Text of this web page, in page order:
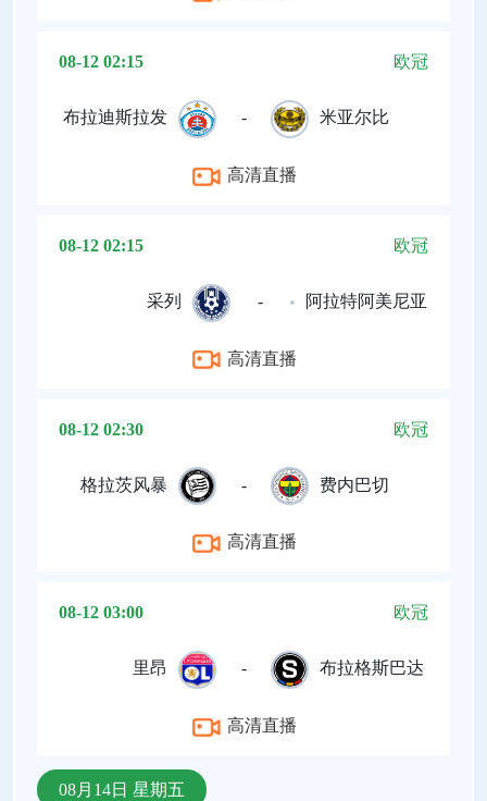
08-12 02:15 欧冠
布拉迪斯拉发 - 米亚尔比
高清直播
08-12 02:15 欧冠
采列 - 阿拉特阿美尼亚
高清直播
08-12 02:30 欧冠
格拉茨风暴 - 费内巴切
高清直播
08-12 03:00 欧冠
里昂 - 布拉格斯巴达
高清直播
08月14日 星期五